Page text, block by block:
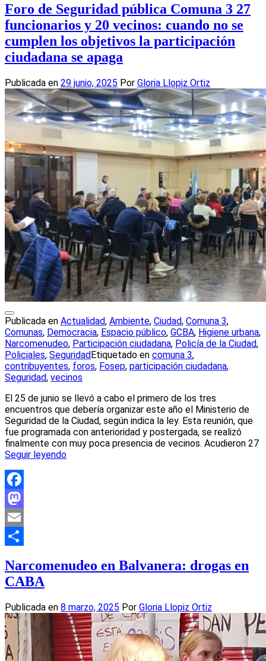
Foro de Seguridad pública Comuna 3 27
funcionarios y 20 vecinos: cuando no se
cumplen los objetivos la participación
ciudadana se apaga
Publicada en 29 junio, 2025 Por Gloria Llopiz Ortiz
Publicada en Actualidad, Ambiente, Ciudad, Comuna 3,
Comunas, Democracia, Espacio público, GCBA, Higiene urbana,
Narcomenudeo, Participación ciudadana, Policía de la Ciudad,
Policiales, SeguridadEtiquetado en comuna 3,
contribuyentes, foros, Fosep, participación ciudadana,
Seguridad, vecinos
El 25 de junio se llevó a cabo el primero de los tres
encuentros que debería organizar este año el Ministerio de
Seguridad de la Ciudad, según indica la ley. Esta reunión, que
fue programada con anterioridad y postergada, se realizó
finalmente con muy poca presencia de vecinos. Acudieron 27
Seguir leyendo
Facebook
Mastodon
Email
Narcomenudeo en Balvanera: drogas en
CABA
Publicada en 8 marzo, 2025 Por Gloria Llopiz Ortiz